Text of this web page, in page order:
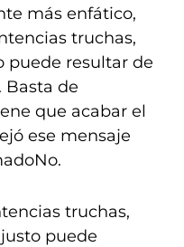
más enfático,
truchas,
puede resultar de
Basta de
que acabar el
ese mensaje
truchas,
puede